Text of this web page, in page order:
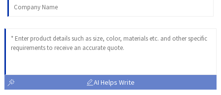
AI Helps Write